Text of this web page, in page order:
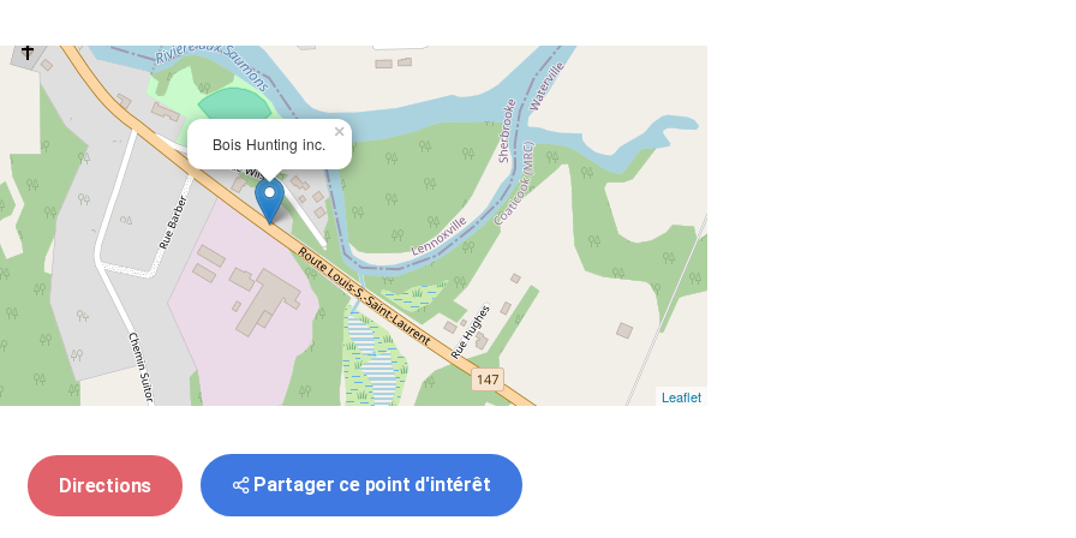
Bois Hunting inc.
×
Leaflet
Directions Partager ce point d'intérêt